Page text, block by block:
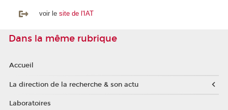
voir le site de l'IAT
Dans la même rubrique
Accueil
La direction de la recherche & son actu
Laboratoires